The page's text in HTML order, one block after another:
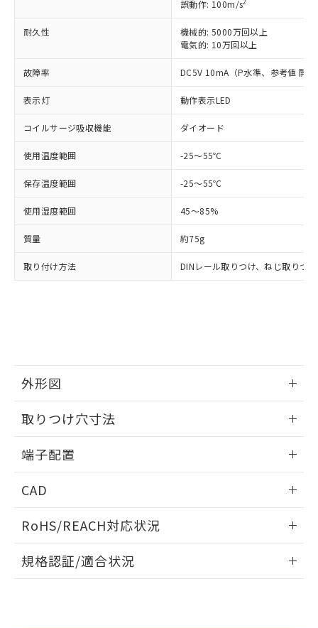
誤動作: 100m/s
耐久性
機械的: 5000万回以上
電気的: 10万回以上
故障率 DC5V 10mA（P水準、参考値 開
表示灯 動作表示LED
コイルサージ吸収機能 ダイオード
使用温度範囲 -25～55℃
保存温度範囲 -25～55℃
使用湿度範囲 45～85%
質量 約75g
取り付け方法 DINレール取りつけ、ねじ取りつ
外形図
外形図
取りつけ穴寸法
取りつけ穴寸法
端子配置
端子配置
CAD
ドすることができます。
ログイン/会員登録
RoHS/REACH対応状況
EU RoHS 注意事項・凡例
規格認証/適合状況
覧された時点での実際の在庫および標
準価格とは異なる場合があることをご
正式な納期状況および標準価格はお客
様のお取引先、またはお客様担当のオ
ムロン制御機器販売店・当社販売員に
オムロン制御機器販売店や当社販売拠
点は「
販売ネットワーク
」をご確認
在庫状況および標準価格結果を当社の
事前の承諾なく第三者に漏洩または開
示しないようお願いします。
マイパーツ機能（部品リスト作成サー
ビス）をご利用いただくには、I-Web
お客様が当ウェブサイト上で当社にご
登録された部品リストについて、当社
の共同利用に関して"
の「1.共同利
六価クロム(Cr(Ⅵ)) 1000ppm以下、ポリ臭化ビフェニル
類(PBB) 1000ppm以下、ポリ臭化ジフェニルエーテル類
(PBDE) 1000ppm以下、フタル酸ビス(2-エチルヘキシ
ル) (DEHP)(別名：DOP) 1000ppm以下、フタル酸ブチ
ルベンジル（BBP） 1000ppm以下、フタル酸ジブチル
（DBP） 1000ppm以下、フタル酸ジイソブチル
フタル酸エステル類の４物質については閾値を超える意
図的な使用がないことを確認しています。
※2 対応予定月
部品在庫の切り替え状況などにより、予定
月が前後することがあります。
※3 非含有証明書ダウンロード
るもので、過去に遡って非含有を証明する
ものではありません。
また、RoHS指令のフタル酸エステル類４
物質の対応では、対応完了までの期間は出
荷製品に未対応品が混在することから備考
欄に対応日を記載しておりました。
り、2022年1月12日より割愛しておりま
す。
Pb(鉛) :1000ppm、 Hg(水銀) : 1000ppm、 Cd(カドミウ
Cr(Ⅵ)(六価クロム) : 1000ppm、 PBBs(ポリ臭化ビフェ
ニル類) : 1000ppm、 PBDEs(ポリ臭化ジフェニルエーテ
DBP(フタル酸ジブチル) : 1000ppm、 DIBP(フタル酸ジ
イソブチル) : 1000ppm、 BBP(フタル酸ブチルベンジ
※2 環境保護使用期限
「ｅ」：有害物質（10物質）のすべてが基
準値以下であることを示します。
「10」：通常の使用状況下において有害物
質が外部に漏えいし、環境に深刻な影響を
及ぼさない年数を意味します。
「－」：未確認です。当社販売部門へお問
可)を取得するなどの必要な手続きを
当社は規制貨物を破棄する場合は、完
全に破砕するなど、違法に輸出されな
いよう必要な手段を講じます。
ル、化学兵器、生物兵器またはその他
武器並びにこれらの製造装置等に一切
使用いたしません。
当社は、貴社製品を第三者に販売する
場合は、上記1、2および3の内容を当
該第三者に通知します。また当社は、
販売先および販売に係わる関係者が違
法に輸出するおそれがある場合は、取
り引きをいたしません。
一定数以上の在庫あり
一定数には満たないが在庫あり
在庫なし(最新の在庫状況につ
いては、お客様のお取引先、ま
たはお客様担当のオムロン制御
機器販売店・当社販売員にご確
白
情報を公開していない機種